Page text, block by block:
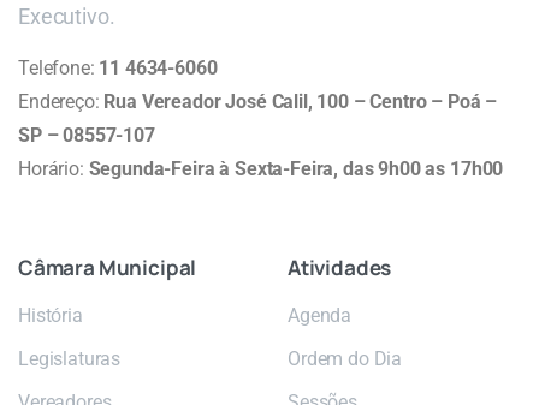
Executivo.
Telefone: 11 4634-6060
Endereço: Rua Vereador José Calil, 100 – Centro – Poá –
SP – 08557-107
Horário: Segunda-Feira à Sexta-Feira, das 9h00 as 17h00
Câmara Municipal
História
Legislaturas
Atividades
Agenda
Ordem do Dia